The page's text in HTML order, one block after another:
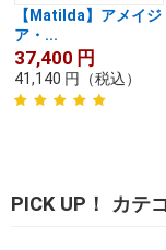
【Matilda】アメイジ
ア・...
37,400 円
41,140 円 （税込）
PICK UP！ カテ